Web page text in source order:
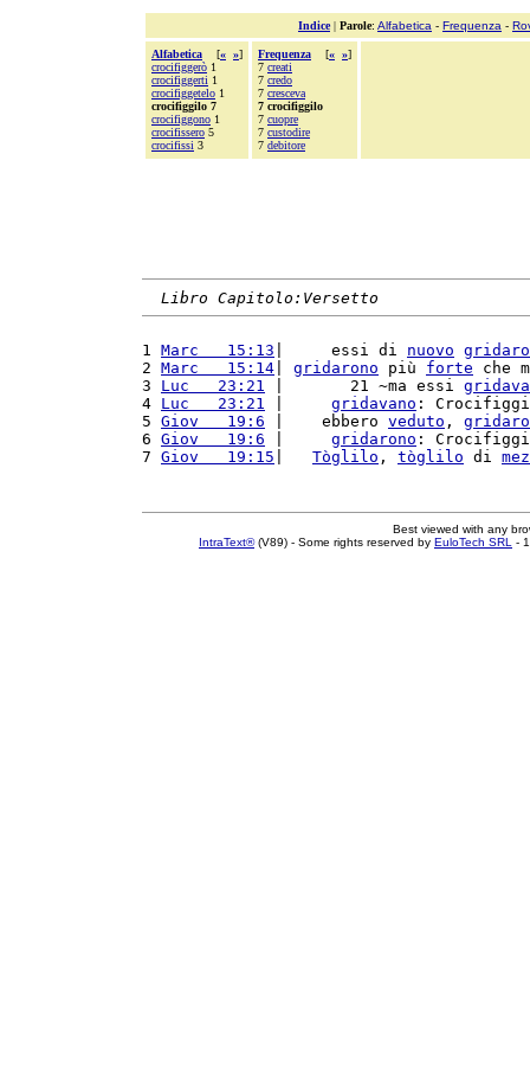
Indice| Parole: Alfabetica - Frequenza -
Alfabetica [« »]
crocifiggerò 1
crocifiggerti 1
crocifiggetelo 1
crocifiggilo 7
crocifiggono 1
crocifissero 5
crocifissi 3
Frequenza [« »]
7 creati
7 credo
7 cresceva
7 crocifiggilo
7 cuopre
7 custodire
7 debitore
Libro Capitolo:Versetto
1 Marc   15:13 |     essi di nuovo
2 Marc   15:14 gridarono più forte che
3 Luc   23:21 |       21 ~ma essi
4 Luc   23:21 gridavano :
5 Giov   19:6 |    ebbero veduto ,
6 Giov   19:6 gridarono :
7 Giov   19:15 Tòglilo , tòglilo di
Best viewed with any
IntraText®(V89) - Some rights reserved by EuloTech SRL -